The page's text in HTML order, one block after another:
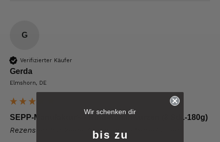
G
Verifizierter Käufer
Gerda
Elmshorn, DE
SEPP-Manufaktur® - Rind-Kaminwurzen (3 Stk.-180g)
Rezensent hat keine Kommentare hinterlassen.
rating 6.258
Wir schenken dir
bis zu